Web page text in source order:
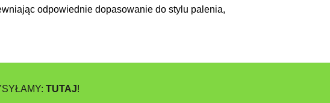
odpowiednie dopasowanie do stylu palenia,
TUTAJ!